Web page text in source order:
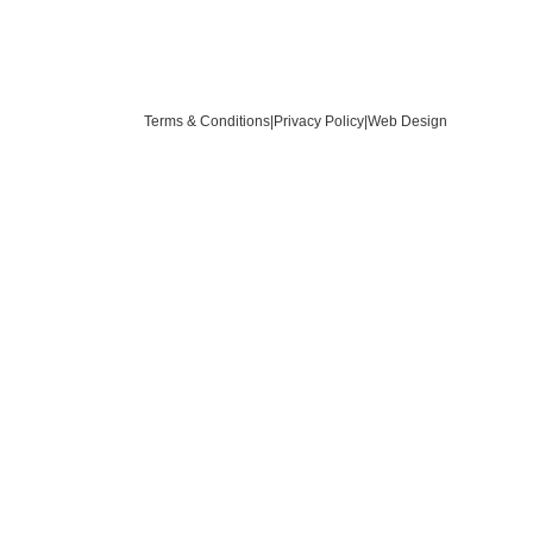
Terms & Conditions Privacy Policy Web Design